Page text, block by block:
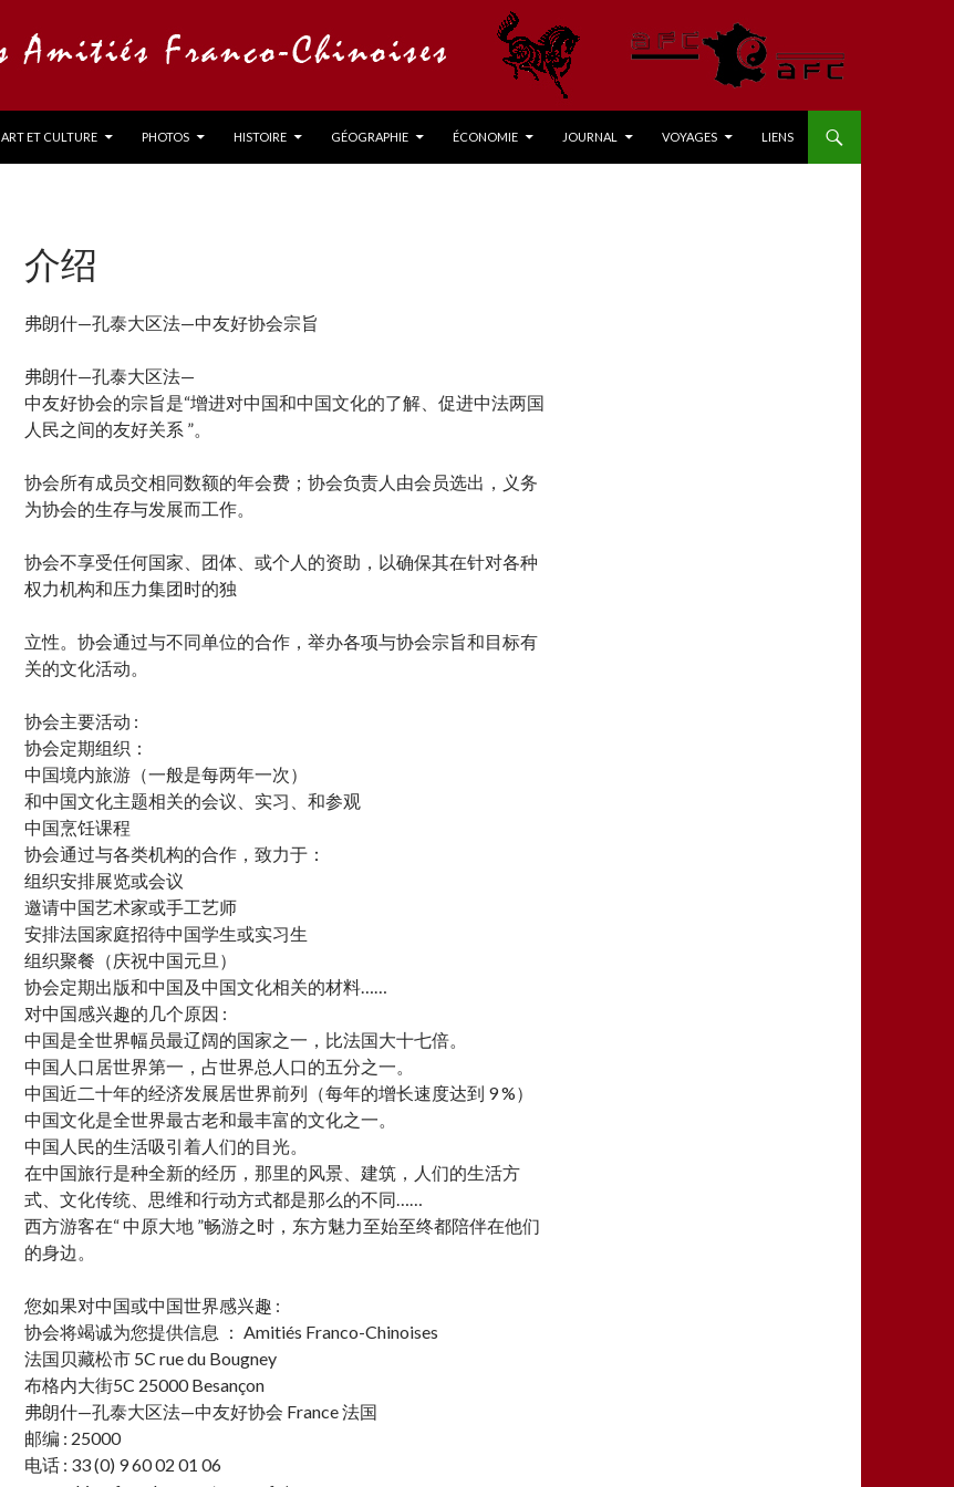
ART ET CULTURE PHOTOS HISTOIRE GÉOGRAPHIE ÉCONOMIE JOURNAL VOYAGES LIENS
介绍
弗朗什—孔泰大区法—中友好协会宗旨
弗朗什—孔泰大区法—
中友好协会的宗旨是“增进对中国和中国文化的了解、促进中法两国
人民之间的友好关系 ”。
协会所有成员交相同数额的年会费；协会负责人由会员选出，义务
为协会的生存与发展而工作。
协会不享受任何国家、团体、或个人的资助，以确保其在针对各种
权力机构和压力集团时的独
立性。协会通过与不同单位的合作，举办各项与协会宗旨和目标有
关的文化活动。
协会主要活动 :
协会定期组织：
中国境内旅游（一般是每两年一次）
和中国文化主题相关的会议、实习、和参观
中国烹饪课程
协会通过与各类机构的合作，致力于：
组织安排展览或会议
邀请中国艺术家或手工艺师
安排法国家庭招待中国学生或实习生
组织聚餐（庆祝中国元旦）
协会定期出版和中国及中国文化相关的材料……
对中国感兴趣的几个原因 :
中国是全世界幅员最辽阔的国家之一，比法国大十七倍。
中国人口居世界第一，占世界总人口的五分之一。
中国近二十年的经济发展居世界前列（每年的增长速度达到 9 %）
中国文化是全世界最古老和最丰富的文化之一。
中国人民的生活吸引着人们的目光。
在中国旅行是种全新的经历，那里的风景、建筑，人们的生活方
式、文化传统、思维和行动方式都是那么的不同……
西方游客在“ 中原大地 ”畅游之时，东方魅力至始至终都陪伴在他们
的身边。
您如果对中国或中国世界感兴趣 :
协会将竭诚为您提供信息 ： Amitiés Franco-Chinoises
法国贝藏松市 5C rue du Bougney
布格内大街5C 25000 Besançon
弗朗什—孔泰大区法—中友好协会 France 法国
邮编 : 25000
电话 : 33 (0) 9 60 02 01 06